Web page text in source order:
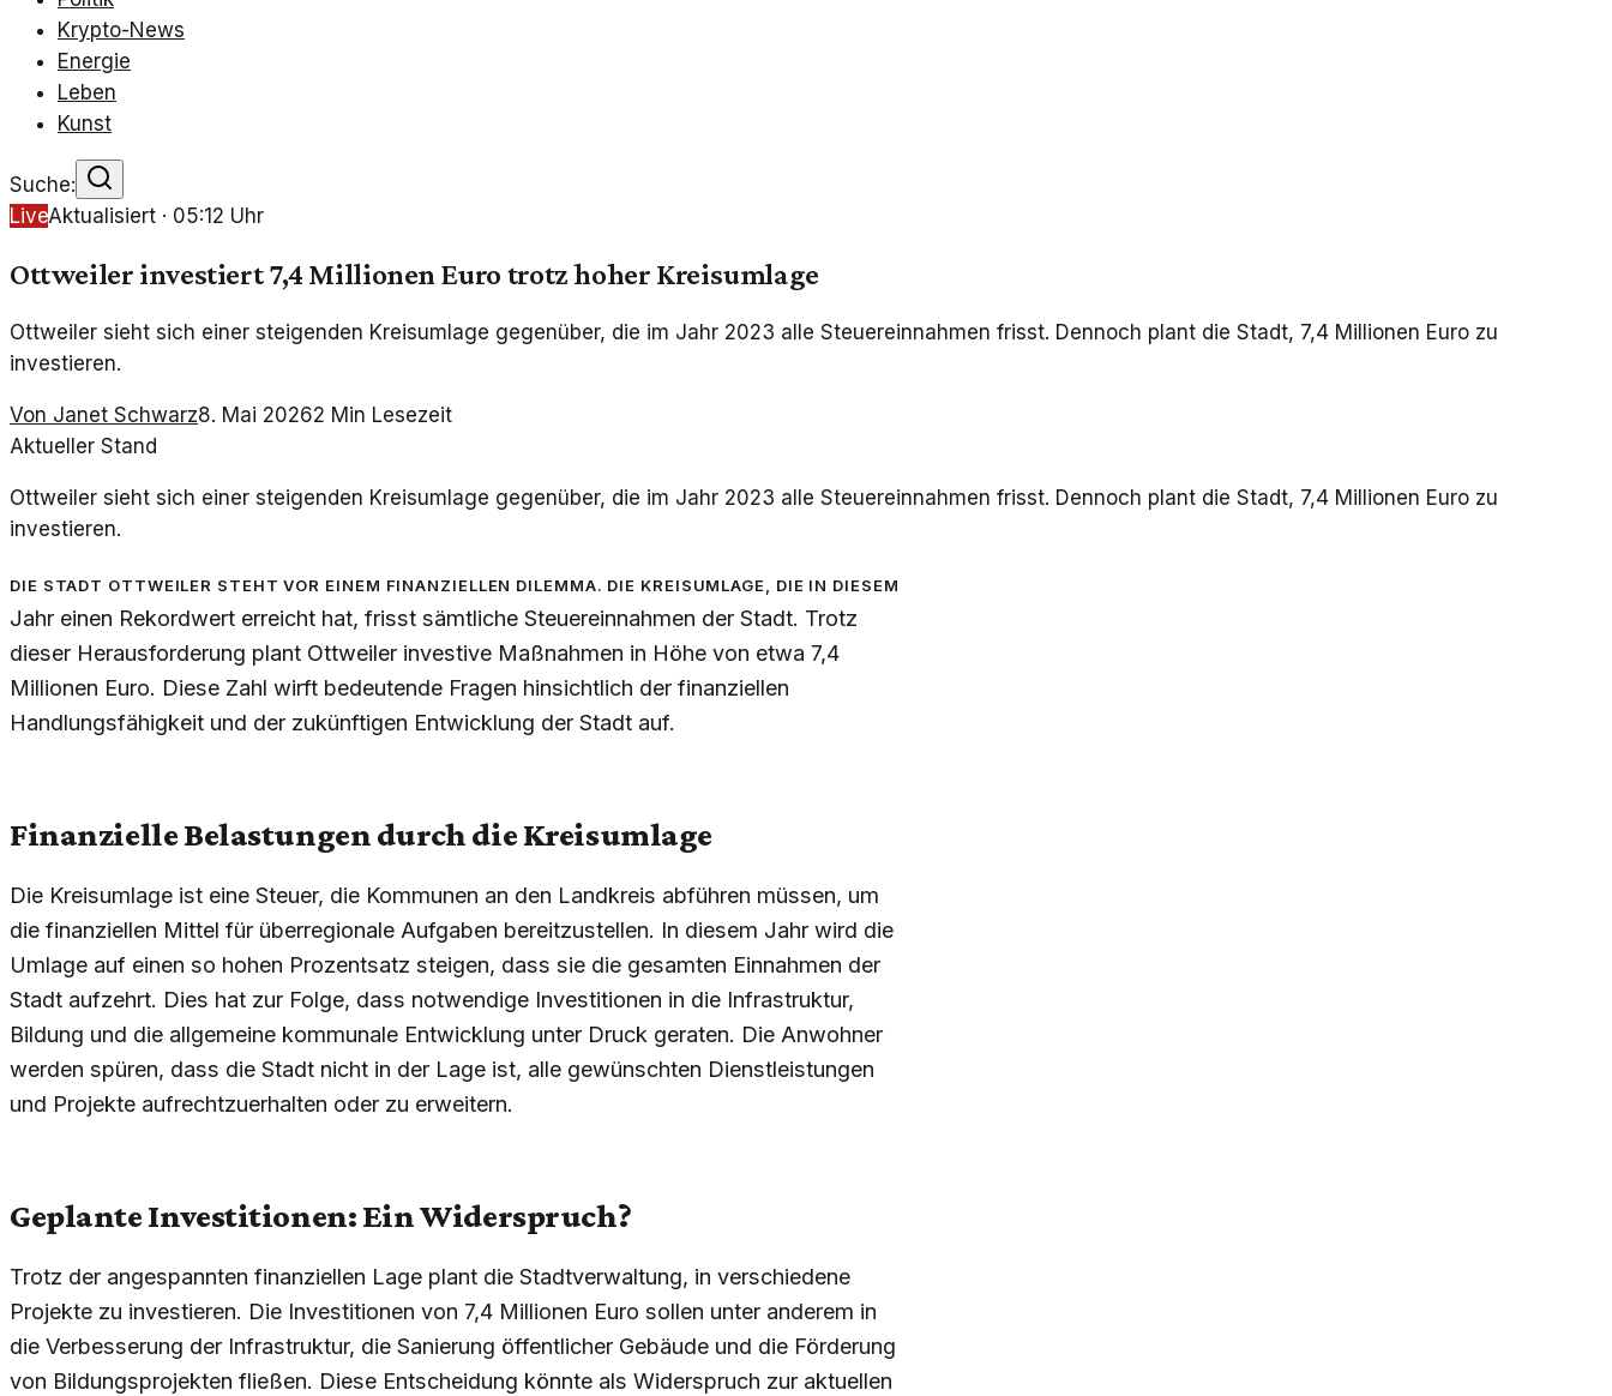
Krypto-News
Energie
Leben
Kunst
Suche:
LiveAktualisiert · 05:12 Uhr
Ottweiler investiert 7,4 Millionen Euro trotz hoher Kreisumlage
Ottweiler sieht sich einer steigenden Kreisumlage gegenüber, die im Jahr 2023 alle Steuereinnahmen frisst. Dennoch plant die Stadt, 7,4 Millionen Euro zu
investieren.
Von Janet Schwarz8. Mai 20262 Min Lesezeit
Aktueller Stand
Ottweiler sieht sich einer steigenden Kreisumlage gegenüber, die im Jahr 2023 alle Steuereinnahmen frisst. Dennoch plant die Stadt, 7,4 Millionen Euro zu
investieren.
Die Stadt Ottweiler steht vor einem finanziellen Dilemma. Die Kreisumlage, die in diesem
Jahr einen Rekordwert erreicht hat, frisst sämtliche Steuereinnahmen der Stadt. Trotz
dieser Herausforderung plant Ottweiler investive Maßnahmen in Höhe von etwa 7,4
Millionen Euro. Diese Zahl wirft bedeutende Fragen hinsichtlich der finanziellen
Handlungsfähigkeit und der zukünftigen Entwicklung der Stadt auf.
Finanzielle Belastungen durch die Kreisumlage
Die Kreisumlage ist eine Steuer, die Kommunen an den Landkreis abführen müssen, um
die finanziellen Mittel für überregionale Aufgaben bereitzustellen. In diesem Jahr wird die
Umlage auf einen so hohen Prozentsatz steigen, dass sie die gesamten Einnahmen der
Stadt aufzehrt. Dies hat zur Folge, dass notwendige Investitionen in die Infrastruktur,
Bildung und die allgemeine kommunale Entwicklung unter Druck geraten. Die Anwohner
werden spüren, dass die Stadt nicht in der Lage ist, alle gewünschten Dienstleistungen
und Projekte aufrechtzuerhalten oder zu erweitern.
Geplante Investitionen: Ein Widerspruch?
Trotz der angespannten finanziellen Lage plant die Stadtverwaltung, in verschiedene
Projekte zu investieren. Die Investitionen von 7,4 Millionen Euro sollen unter anderem in
die Verbesserung der Infrastruktur, die Sanierung öffentlicher Gebäude und die Förderung
von Bildungsprojekten fließen. Diese Entscheidung könnte als Widerspruch zur aktuellen